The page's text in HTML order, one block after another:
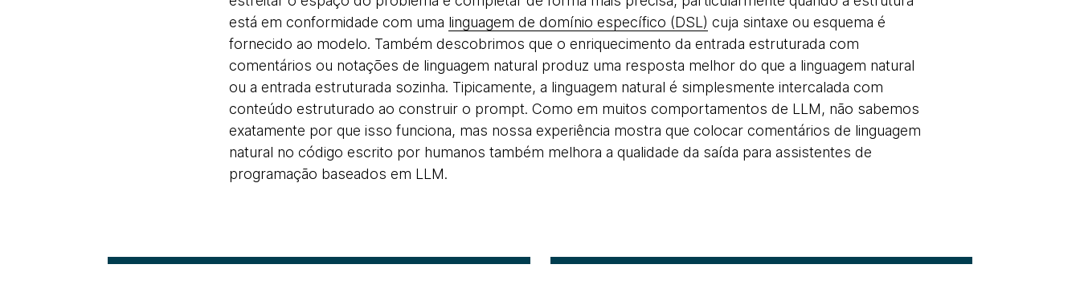
está em conformidade com uma linguagem de domínio específico (DSL) cuja sintaxe ou esquema é
fornecido ao modelo. Também descobrimos que o enriquecimento da entrada estruturada com
comentários ou notações de linguagem natural produz uma resposta melhor do que a linguagem natural
ou a entrada estruturada sozinha. Tipicamente, a linguagem natural é simplesmente intercalada com
conteúdo estruturado ao construir o prompt. Como em muitos comportamentos de LLM, não sabemos
exatamente por que isso funciona, mas nossa experiência mostra que colocar comentários de linguagem
natural no código escrito por humanos também melhora a qualidade da saída para assistentes de
programação baseados em LLM.